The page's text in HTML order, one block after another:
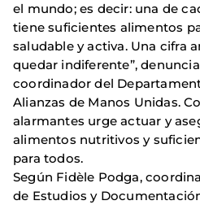
el mundo; es decir: una de
tiene suficientes alimentos
saludable y activa. Una cifra
quedar indiferente”,
coordinador del
Alianzas de Manos Unidas.
alarmantes urge actuar y
alimentos nutritivos y
para todos.
Según Fidèle Podga,
de Estudios y